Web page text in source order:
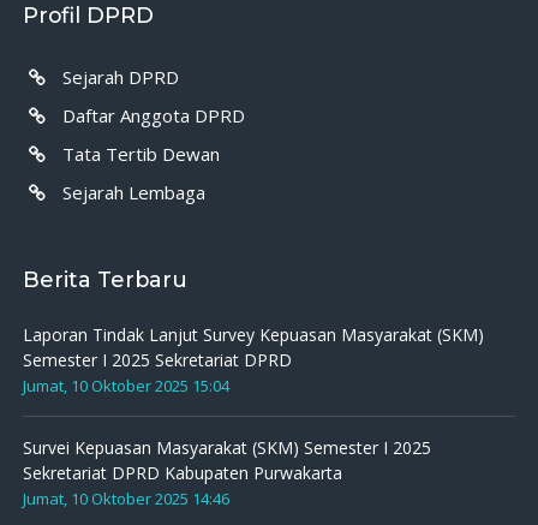
Profil DPRD
Sejarah DPRD
Daftar Anggota DPRD
Tata Tertib Dewan
Sejarah Lembaga
Berita Terbaru
Laporan Tindak Lanjut Survey Kepuasan Masyarakat (SKM)
Semester I 2025 Sekretariat DPRD
Jumat, 10 Oktober 2025 15:04
Survei Kepuasan Masyarakat (SKM) Semester I 2025
Sekretariat DPRD Kabupaten Purwakarta
Jumat, 10 Oktober 2025 14:46